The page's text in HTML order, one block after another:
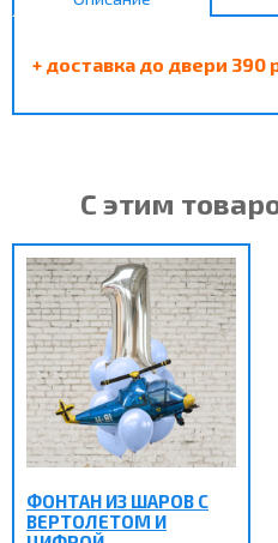
+ доставка до двери 390
С этим
ФОНТАН ИЗ ШАРОВ С
ВЕРТОЛЕТОМ И